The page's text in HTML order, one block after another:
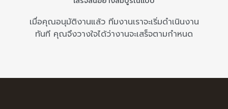
เมื่อคุณอนุมัติงานแล้ว ทีมงานเราจะเริ่มดำเนินงาน
ทันที คุณจึงวางใจได้ว่างานจะเสร็จตามกำหนด